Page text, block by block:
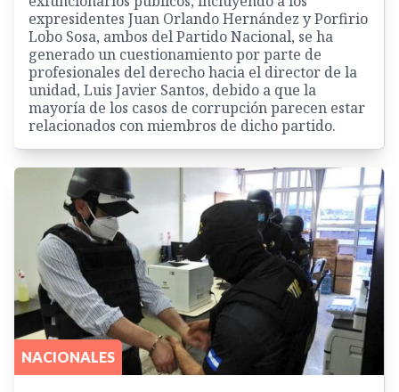
expresidentes Juan Orlando Hernández y Porfirio
Lobo Sosa, ambos del Partido Nacional, se ha
generado un cuestionamiento por parte de
profesionales del derecho hacia el director de la
unidad, Luis Javier Santos, debido a que la
mayoría de los casos de corrupción parecen estar
relacionados con miembros de dicho partido.
NACIONALES